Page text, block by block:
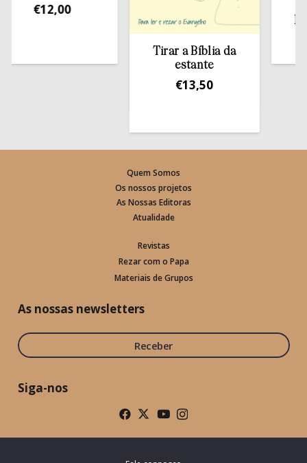
12,00
Tirar a Bíblia da
estante
13,50
Exame
Quem Somos
Os nossos projetos
As Nossas Editoras
Atualidade
Revistas
Rezar com o Papa
Materiais de Grupos
As nossas newsletters
Receber
Siga-nos